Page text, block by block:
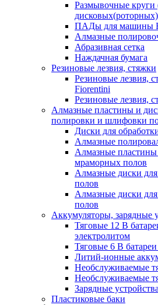
Размывочные круги
ПАДы для машины
Алмазные
Абразивная сетка
Наждачная бумага
Резиновые лезвия, стяжки
Резиновые лезвия,
Fiorentini
Резиновые лезвия,
Алмазные пластины и
полировки и шлифовки
Диски для
Алмазные
Алмазные пластины
мраморных полов
Алмазные диски
полов
Алмазные диски
полов
Аккумуляторы, зарядные
Тяговые 12 В
электролитом
Тяговые 6 В
Литий-ионные
Необслуживаемые
Необслуживаемые
Зарядные
Пластиковые баки